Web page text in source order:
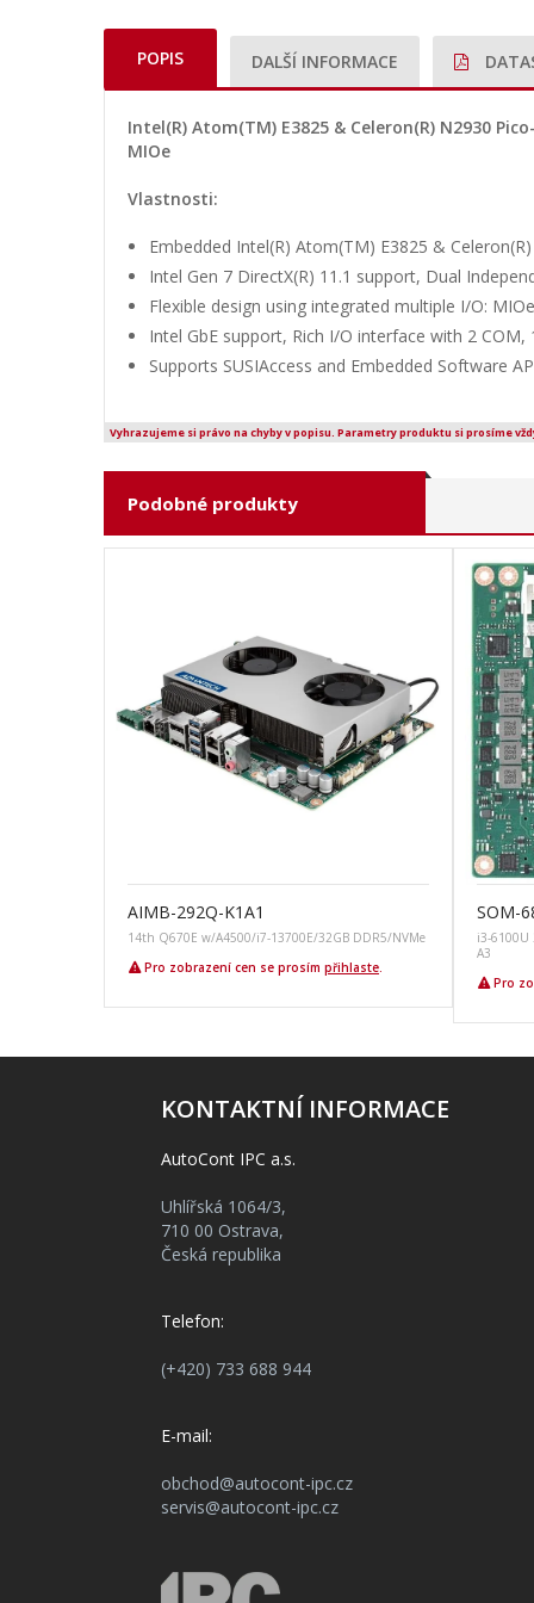
POPIS DALŠÍ INFORMACE
Intel(R) Atom(TM) E3825 & Celeron(R) N2930
MIOe
Vlastnosti:
Embedded Intel(R) Atom(TM) E3825 &
Intel Gen 7 DirectX(R) 11.1 support, Dual
Flexible design using integrated multiple I/O:
Intel GbE support, Rich I/O interface with 2
Supports SUSIAccess and Embedded Software
Vyhrazujeme si právo na chyby v popisu. Parametry produktu si prosíme
Podobné produkty
AIMB-292Q-K1A1
14th Q670E w/A4500/i7-13700E/32GB DDR5/NVMe
Pro zobrazení cen se prosím přihlaste
SOM-
i3-6100U
A3
Pro
KONTAKTNÍ INFORMACE
AutoCont IPC a.s.
Uhlířská 1064/3,
710 00 Ostrava,
Česká republika
Telefon:
(+420) 733 688 944
E-mail:
obchod@autocont-ipc.cz
servis@autocont-ipc.cz